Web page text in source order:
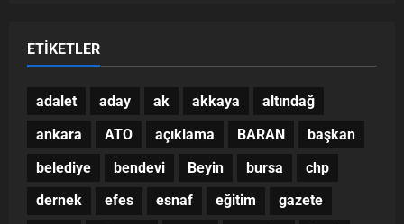
ETIKETLER
adalet aday ak akkaya
altındağ
ankara
ATO açıklama BARAN
başkan
belediye
bendevi Beyin bursa
chp
dernek
efes esnaf eğitim
gazete